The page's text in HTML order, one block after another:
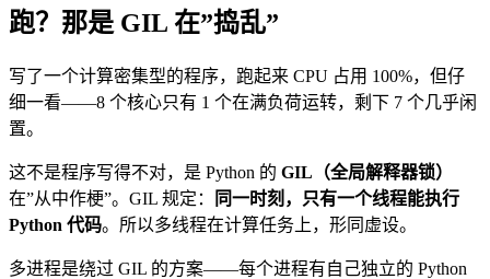
跑？那是 GIL 在”捣乱”
写了一个计算密集型的程序，跑起来 CPU 占用 100%，但仔
细一看——8 个核心只有 1 个在满负荷运转，剩下 7 个几乎闲
置。
这不是程序写得不对，是 Python 的 GIL（全局解释器锁）
在”从中作梗”。GIL 规定：
同一时刻，只有一个线程能执行
Python 代码。所以多线程在计算任务上，形同虚设。
多进程是绕过 GIL 的方案——每个进程有自己独立的 Python